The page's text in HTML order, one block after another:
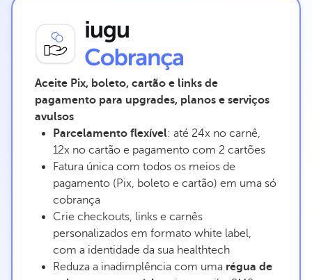
Aceite Pix, boleto, cartão e links de
pagamento para upgrades, planos e serviços
avulsos
Parcelamento flexível: até 24x no carnê,
12x no cartão e pagamento com 2 cartões
Fatura única com todos os meios de
pagamento (Pix, boleto e cartão) em uma só
cobrança
Crie checkouts, links e carnês
personalizados em formato white label,
com a identidade da sua healthtech
Reduza a inadimplência com uma régua de